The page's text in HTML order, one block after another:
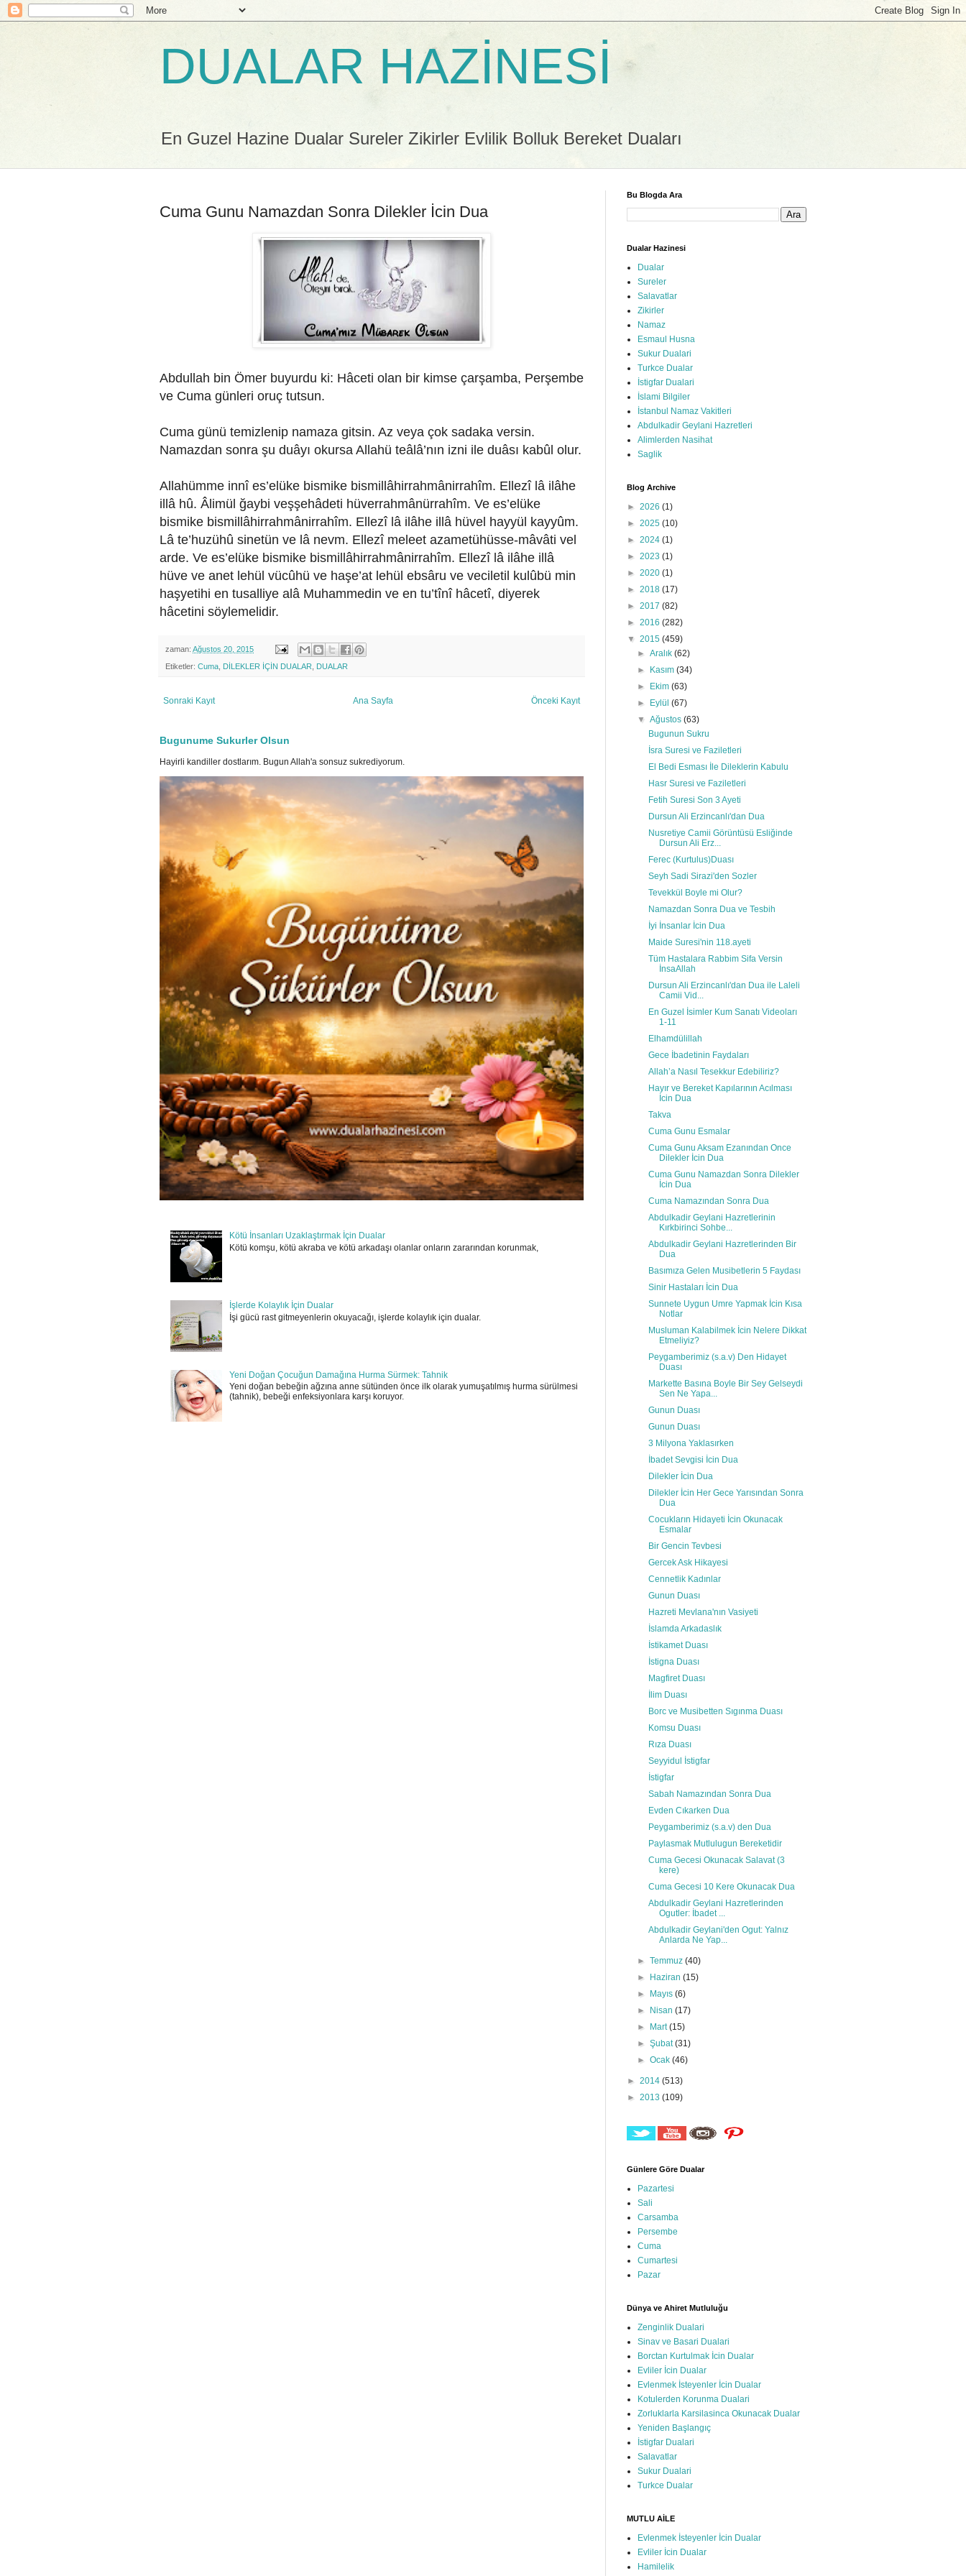
DUALAR HAZİNESİ
En Guzel Hazine Dualar Sureler Zikirler Evlilik Bolluk Bereket Duaları
Cuma Gunu Namazdan Sonra Dilekler İcin Dua
Abdullah bin Ömer buyurdu ki: Hâceti olan bir kimse çarşamba, Perşembe
ve Cuma günleri oruç tutsun.
Cuma günü temizlenip namaza gitsin. Az veya çok sadaka versin.
Namazdan sonra şu duâyı okursa Allahü teâlâ’nın izni ile duâsı kabûl olur.
Allahümme innî es’elüke bismike bismillâhirrahmânirrahîm. Ellezî lâ ilâhe
illâ hû. Âlimül ğaybi veşşehâdeti hüverrahmânürrahîm. Ve es’elüke
bismike bismillâhirrahmânirrahîm. Ellezî lâ ilâhe illâ hüvel hayyül kayyûm.
Lâ te’huzühû sinetün ve lâ nevm. Ellezî meleet azametühüsse-mâvâti vel
arde. Ve es’elüke bismike bismillâhirrahmânirrahîm. Ellezî lâ ilâhe illâ
hüve ve anet lehül vücûhü ve haşe’at lehül ebsâru ve veciletil kulûbü min
haşyetihi en tusalliye alâ Muhammedin ve en tu’tînî hâcetî, diyerek
hâcetini söylemelidir.
zaman: Ağustos 20, 2015
Etiketler: Cuma DİLEKLER İÇİN DUALAR DUALAR
Sonraki Kayıt Önceki Kayıt
Ana Sayfa
Bugunume Sukurler Olsun
Hayirli kandiller dostlarım. Bugun Allah'a sonsuz sukrediyorum.
Kötü İnsanları Uzaklaştırmak İçin Dualar
Kötü komşu, kötü akraba ve kötü arkadaşı olanlar onların zararından korunmak,
İşlerde Kolaylık İçin Dualar
İşi gücü rast gitmeyenlerin okuyacağı, işlerde kolaylık için dualar.
Yeni Doğan Çocuğun Damağına Hurma Sürmek: Tahnik
Yeni doğan bebeğin ağzına anne sütünden önce ilk olarak yumuşatılmış hurma sürülmesi
(tahnik), bebeği enfeksiyonlara karşı koruyor.
Bu Blogda Ara
Dualar Hazinesi
Dualar
Sureler
Salavatlar
Zikirler
Namaz
Esmaul Husna
Sukur Dualari
Turkce Dualar
İstigfar Dualari
İslami Bilgiler
İstanbul Namaz Vakitleri
Abdulkadir Geylani Hazretleri
Alimlerden Nasihat
Saglik
Blog Archive
► 2026 (1)
► 2025 (10)
► 2024 (1)
► 2023 (1)
► 2020 (1)
► 2018 (17)
► 2017 (82)
► 2016 (282)
▼ 2015 (459)
►Aralık(62)
►
Kasım(34)
►
Ekim(63)
►
Eylül(67)
▼Ağustos(63)
Bugunun Sukru
İsra Suresi ve Faziletleri
El Bedi Esması İle Dileklerin Kabulu
Hasr Suresi ve Faziletleri
Fetih Suresi Son 3 Ayeti
Dursun Ali Erzincanlı'dan Dua
Nusretiye Camii Görüntüsü Esliğinde
Dursun Ali Erz...
Ferec (Kurtulus)Duası
Seyh Sadi Sirazi'den Sozler
Tevekkül Boyle mi Olur?
Namazdan Sonra Dua ve Tesbih
İyi İnsanlar İcin Dua
Maide Suresi'nin 118.ayeti
Tüm Hastalara Rabbim Sifa Versin
İnsaAllah
Dursun Ali Erzincanlı'dan Dua ile Laleli
Camii Vid...
En Guzel İsimler Kum Sanatı Videoları
1-11
Elhamdülillah
Gece İbadetinin Faydaları
Allah’a Nasıl Tesekkur Edebiliriz?
Hayır ve Bereket Kapılarının Acılması
İcin Dua
Takva
Cuma Gunu Esmalar
Cuma Gunu Aksam Ezanından Once
Dilekler İcin Dua
Cuma Gunu Namazdan Sonra Dilekler
İcin Dua
Cuma Namazından Sonra Dua
Abdulkadir Geylani Hazretlerinin
Kırkbirinci Sohbe...
Abdulkadir Geylani Hazretlerinden Bir
Dua
Basımıza Gelen Musibetlerin 5 Faydası
Sinir Hastaları İcin Dua
Sunnete Uygun Umre Yapmak İcin Kısa
Notlar
Musluman Kalabilmek İcin Nelere Dikkat
Etmeliyiz?
Peygamberimiz (s.a.v) Den Hidayet
Duası
Markette Basına Boyle Bir Sey Gelseydi
Sen Ne Yapa...
Gunun Duası
Gunun Duası
3 Milyona Yaklasırken
İbadet Sevgisi İcin Dua
Dilekler İcin Dua
Dilekler İcin Her Gece Yarısından Sonra
Dua
Cocukların Hidayeti İcin Okunacak
Esmalar
Bir Gencin Tevbesi
Gercek Ask Hikayesi
Cennetlik Kadınlar
Gunun Duası
Hazreti Mevlana'nın Vasiyeti
İslamda Arkadaslık
İstikamet Duası
İstigna Duası
Magfiret Duası
İlim Duası
Borc ve Musibetten Sıgınma Duası
Komsu Duası
Rıza Duası
Seyyidul İstigfar
İstigfar
Sabah Namazından Sonra Dua
Evden Cıkarken Dua
Peygamberimiz (s.a.v) den Dua
Paylasmak Mutlulugun Bereketidir
Cuma Gecesi Okunacak Salavat (3
kere)
Cuma Gecesi 10 Kere Okunacak Dua
Abdulkadir Geylani Hazretlerinden
Ogutler: İbadet ...
Abdulkadir Geylani'den Ogut: Yalnız
Anlarda Ne Yap...
►Temmuz(40)
►
Haziran(15)
►
Mayıs(6)
►
Nisan(17)
►
Mart(15)
►Şubat(31)
►Ocak(46)
► 2014 (513)
► 2013 (109)
Günlere Göre Dualar
Pazartesi
Sali
Carsamba
Persembe
Cuma
Cumartesi
Pazar
Dünya ve Ahiret Mutluluğu
Zenginlik Dualari
Sinav ve Basari Dualari
Borctan Kurtulmak İcin Dualar
Evliler İcin Dualar
Evlenmek İsteyenler İcin Dualar
Kotulerden Korunma Dualari
Zorluklarla Karsilasinca Okunacak Dualar
Yeniden Başlangıç
İstigfar Dualari
Salavatlar
Sukur Dualari
Turkce Dualar
MUTLU AİLE
Evlenmek İsteyenler İcin Dualar
Evliler İcin Dualar
Hamilelik